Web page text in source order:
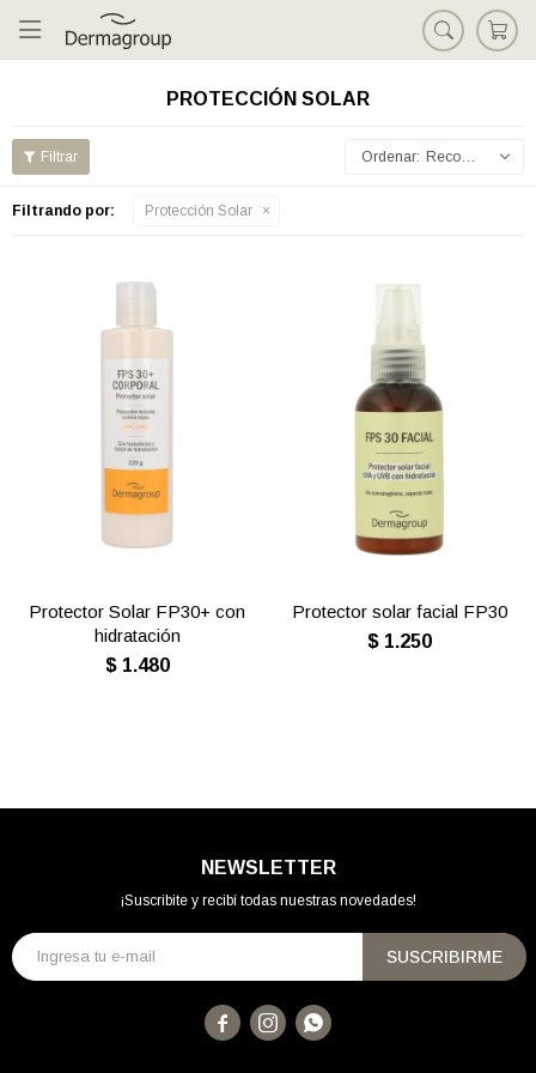

PROTECCIÓN SOLAR
Recomendados
Filtrando por: Protección Solar
Protector Solar FP30+ con
hidratación
$ 1.480
Protector solar facial FP30
$ 1.250
NEWSLETTER
¡Suscribite y recibí todas nuestras novedades!
SUSCRIBIRME
  